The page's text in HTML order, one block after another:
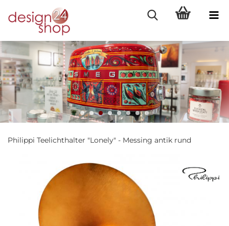
Philippi Teelichthalter "Lonely" - Messing antik rund